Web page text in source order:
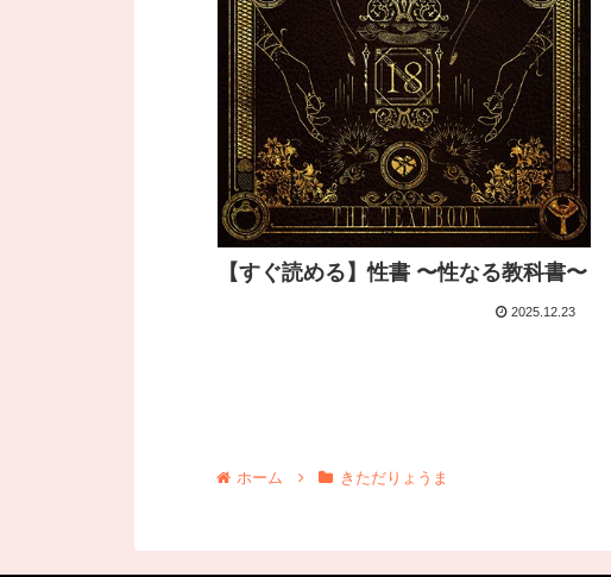
【すぐ読める】性書 〜性なる教科書〜
2025.12.23
ホーム きただりょうま